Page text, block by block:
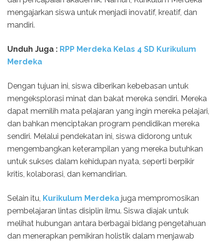
mengajarkan siswa untuk menjadi inovatif, kreatif, dan
mandiri.
Unduh Juga : RPP Merdeka Kelas 4 SD Kurikulum
Merdeka
Dengan tujuan ini, siswa diberikan kebebasan untuk
mengeksplorasi minat dan bakat mereka sendiri. Mereka
dapat memilih mata pelajaran yang ingin mereka pelajari,
dan bahkan menciptakan program pendidikan mereka
sendiri. Melalui pendekatan ini, siswa didorong untuk
mengembangkan keterampilan yang mereka butuhkan
untuk sukses dalam kehidupan nyata, seperti berpikir
kritis, kolaborasi, dan kemandirian.
Selain itu, Kurikulum Merdeka juga mempromosikan
pembelajaran lintas disiplin ilmu. Siswa diajak untuk
melihat hubungan antara berbagai bidang pengetahuan
dan menerapkan pemikiran holistik dalam menjawab